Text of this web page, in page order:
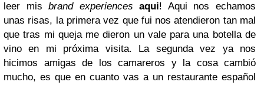
leer misbrand experiences aqui! Aqui nos echamos
unas risas, la primera vez que fui nos atendieron tan mal
que tras mi queja me dieron un vale para una botella de
vino en mi próxima visita. La segunda vez ya nos
hicimos amigas de los camareros y la cosa cambió
mucho, es que en cuanto vas a un restaurante español